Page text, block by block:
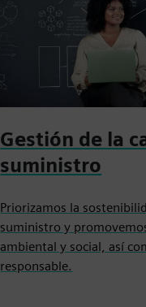
Gestión de la
suministro
Priorizamos la
suministro y
ambiental y social, así
responsable.